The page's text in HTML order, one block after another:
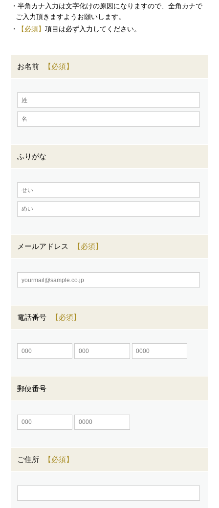
・半角カナ入力は文字化けの原因になりますので、全角カナで
ご入力頂きますようお願いします。
・
【必須】 項目は必ず入力してください。
お名前
ふりがな
メールアドレス
電話番号
郵便番号
ご住所